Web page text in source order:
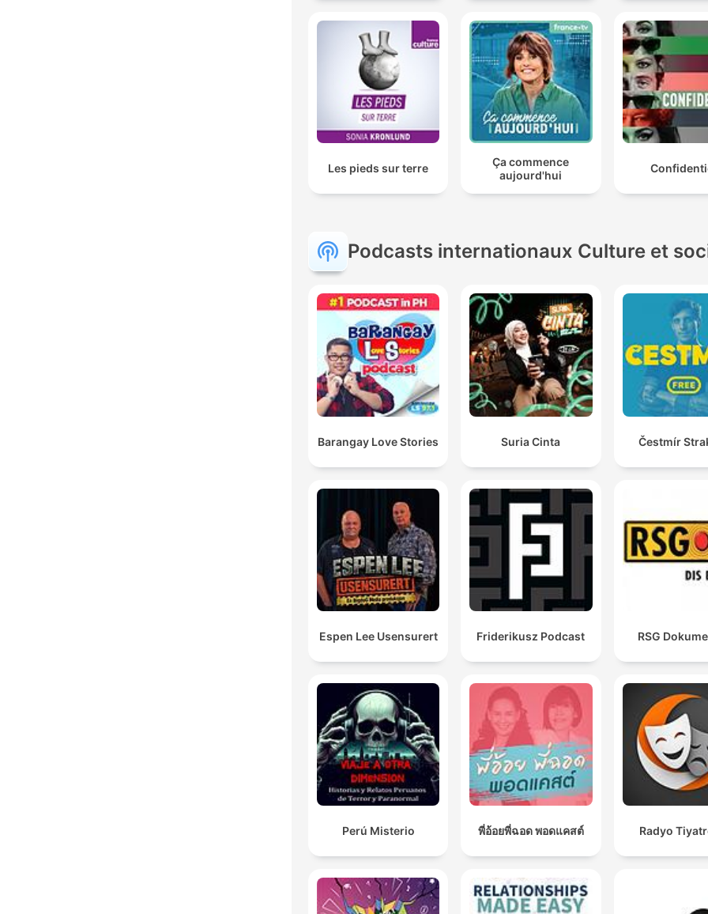
Les pieds sur terre
Ça commence
aujourd'hui
Podcasts internationaux Culture et
Barangay Love Stories Suria Cinta Čestmír
Espen Lee Usensurert Friderikusz Podcast RSG
Perú Misterio พี่อ้อยพี่ฉอด พอดแคสต์ Radyo